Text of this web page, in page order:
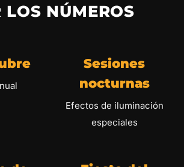
LOS NÚMEROS
Sesiones
nocturnas
Efectos de iluminación
especiales